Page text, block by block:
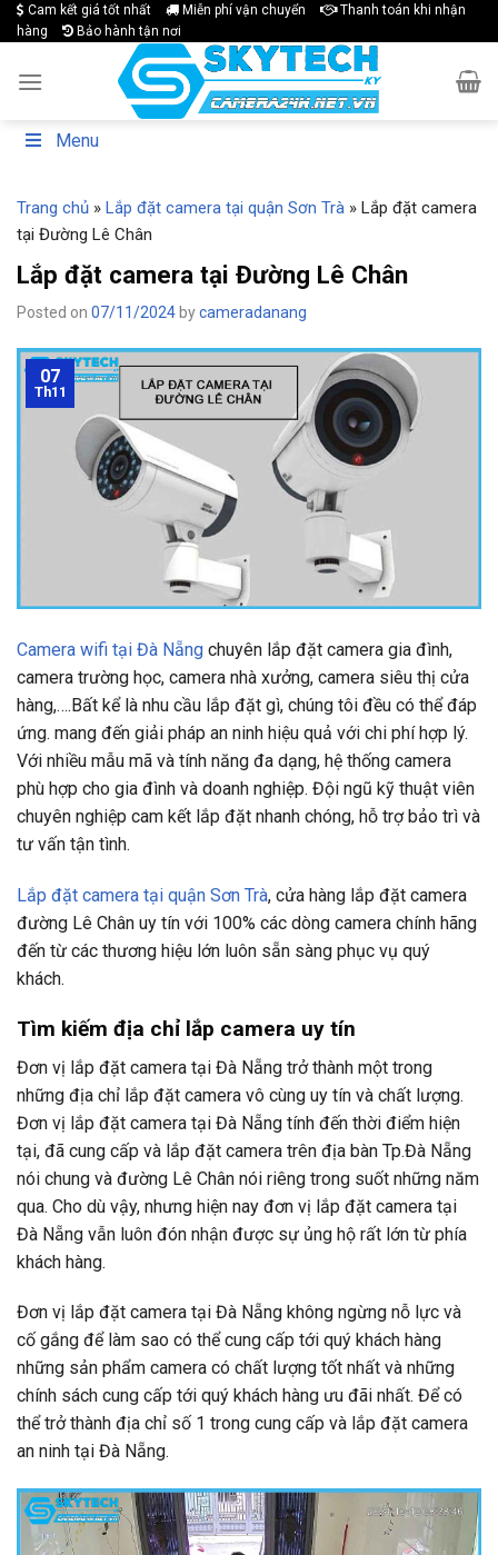
Skip
to
Cam kết giá tốt nhất Miễn phí vận chuyển
Thanh toán khi nhận
hàng
Bảo hành tận nơi
Menu
Trang chủ » Lắp đặt camera tại quận Sơn Trà » Lắp đặt camera
tại Đường Lê Chân
Lắp đặt camera tại Đường Lê Chân
Posted on 07/11/2024 bycameradanang
07
Th11
Camera wifi tại Đà Nẵng chuyên lắp đặt camera gia đình,
camera trường học, camera nhà xưởng, camera siêu thị cửa
hàng,….Bất kể là nhu cầu lắp đặt gì, chúng tôi đều có thể đáp
ứng. mang đến giải pháp an ninh hiệu quả với chi phí hợp lý.
Với nhiều mẫu mã và tính năng đa dạng, hệ thống camera
phù hợp cho gia đình và doanh nghiệp. Đội ngũ kỹ thuật viên
chuyên nghiệp cam kết lắp đặt nhanh chóng, hỗ trợ bảo trì và
tư vấn tận tình.
Lắp đặt camera tại quận Sơn Trà, cửa hàng lắp đặt camera
đường Lê Chân uy tín với 100% các dòng camera chính hãng
đến từ các thương hiệu lớn luôn sẵn sàng phục vụ quý
khách.
Tìm kiếm địa chỉ lắp camera uy tín
Đơn vị lắp đặt camera tại Đà Nẵng trở thành một trong
những địa chỉ lắp đặt camera vô cùng uy tín và chất lượng.
Đơn vị lắp đặt camera tại Đà Nẵng tính đến thời điểm hiện
tại, đã cung cấp và lắp đặt camera trên địa bàn Tp.Đà Nẵng
nói chung và đường Lê Chân nói riêng trong suốt những năm
qua. Cho dù vậy, nhưng hiện nay đơn vị lắp đặt camera tại
Đà Nẵng vẫn luôn đón nhận được sự ủng hộ rất lớn từ phía
khách hàng.
Đơn vị lắp đặt camera tại Đà Nẵng không ngừng nỗ lực và
cố gắng để làm sao có thể cung cấp tới quý khách hàng
những sản phẩm camera có chất lượng tốt nhất và những
chính sách cung cấp tới quý khách hàng ưu đãi nhất. Để có
thể trở thành địa chỉ số 1 trong cung cấp và lắp đặt camera
an ninh tại Đà Nẵng.